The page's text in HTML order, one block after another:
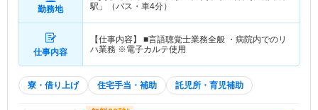
勤務地
駅」（バス・車4分）
仕事内容
【仕事内容】 ■言語聴覚士業務全般 ・病院内でのリ
ハ業務 ※電子カルテ使用
寮・借り上げ 住宅手当・補助 託児所・育児補助